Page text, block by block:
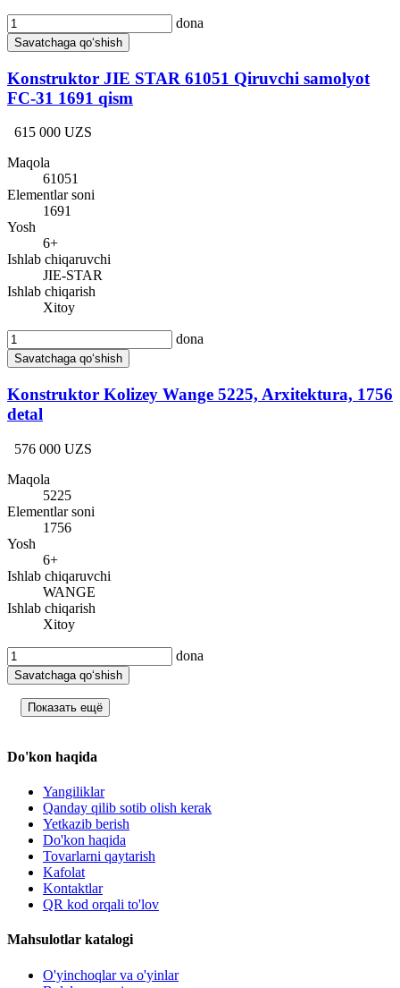
dona
Savatchaga qo‘shish
Konstruktor JIE STAR 61051 Qiruvchi samolyot
FC-31 1691 qism
615 000 UZS
Maqola
61051
Elementlar soni
1691
Yosh
6+
Ishlab chiqaruvchi
JIE-STAR
Ishlab chiqarish
Xitoy
dona
Savatchaga qo‘shish
Konstruktor Kolizey Wange 5225, Arxitektura, 1756
detal
576 000 UZS
Maqola
5225
Elementlar soni
1756
Yosh
6+
Ishlab chiqaruvchi
WANGE
Ishlab chiqarish
Xitoy
dona
Savatchaga qo‘shish
Показать ещё
Do'kon haqida
Yangiliklar
Qanday qilib sotib olish kerak
Yetkazib berish
Do'kon haqida
Tovarlarni qaytarish
Kafolat
Kontaktlar
QR kod orqali to'lov
Mahsulotlar katalogi
O'yinchoqlar va o'yinlar